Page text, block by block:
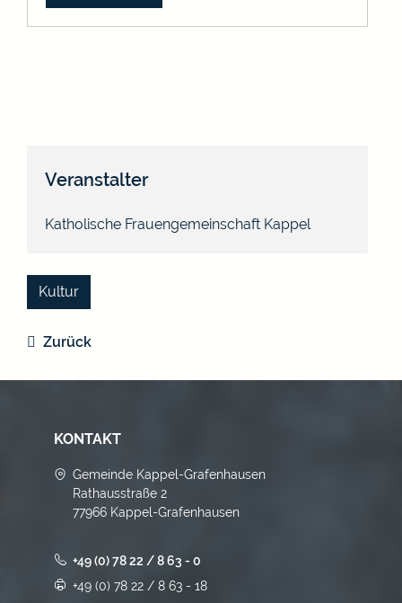
Veranstalter
Katholische Frauengemeinschaft Kappel
Kultur
Zurück
KONTAKT
Gemeinde Kappel-Grafenhausen
Rathausstraße 2
77966 Kappel-Grafenhausen
+49 (0) 78 22 / 8 63 - 0
+49 (0) 78 22 / 8 63 - 18